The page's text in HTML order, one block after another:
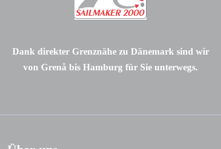
Dank direkter Grenznähe zu Dänemark sind wir
von Grenå bis Hamburg für Sie unterwegs.